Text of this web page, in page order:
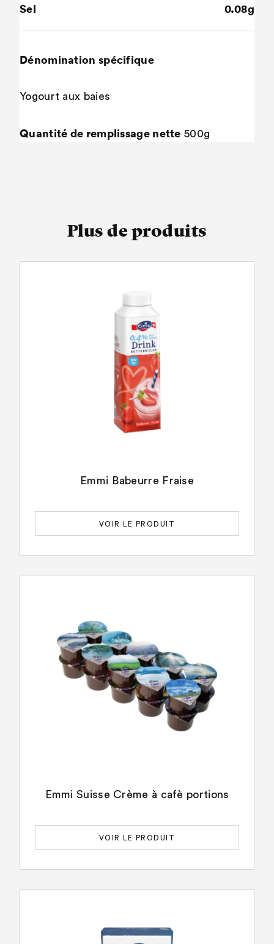
Sel 0.08g
Dénomination spécifique
Yogourt aux baies
Quantité de remplissage nette 500g
Plus de produits
Emmi Babeurre Fraise
VOIR LE PRODUIT
Emmi Suisse Crème à cafè portions
VOIR LE PRODUIT